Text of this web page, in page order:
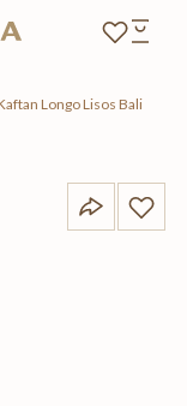
Longo Lisos Bali